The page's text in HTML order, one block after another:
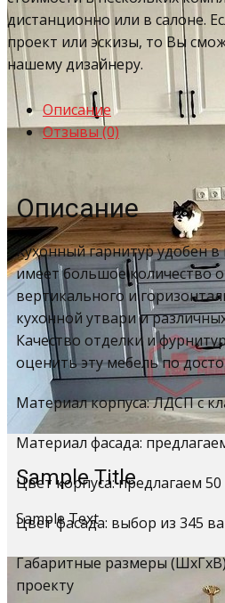
Sample Title
Sample Text
дистанционно или в салоне.
проект или эскизы, то Вы
нашему дизайнеру.
Описание
Отзывы (0)
Описание
Кухонный гарнитур удобен
имеет большое количество
вертикального и
кухонной утвари и
Качество отделки и
оценить эту мебель по
Материал корпуса: ЛДСП с
Материал фасада:
Цвет корпуса: предлагаем
Цвет фасада: выбор из 345
Габаритные размеры
проекту